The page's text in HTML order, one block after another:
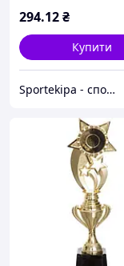
294.12₴
Купити
Sportekipa - спортивні товари